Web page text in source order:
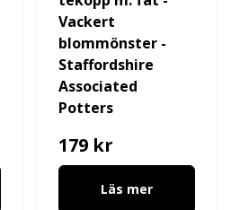
Vackert
blommönster -
Staffordshire
Associated
Potters
179 kr
Läs mer